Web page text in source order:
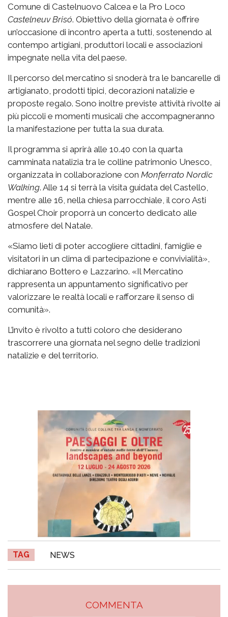
Comune di Castelnuovo Calcea e la Pro Loco
Castelneuv Brisó. Obiettivo della giornata è offrire
un’occasione di incontro aperta a tutti, sostenendo al
contempo artigiani, produttori locali e associazioni
impegnate nella vita del paese.
Il percorso del mercatino si snoderà tra le bancarelle di
artigianato, prodotti tipici, decorazioni natalizie e
proposte regalo. Sono inoltre previste attività rivolte ai
più piccoli e momenti musicali che accompagneranno
la manifestazione per tutta la sua durata.
Il programma si aprirà alle 10.40 con la quarta
camminata natalizia tra le colline patrimonio Unesco,
organizzata in collaborazione con Monferrato Nordic
Walking. Alle 14 si terrà la visita guidata del Castello,
mentre alle 16, nella chiesa parrocchiale, il coro Asti
Gospel Choir proporrà un concerto dedicato alle
atmosfere del Natale.
«Siamo lieti di poter accogliere cittadini, famiglie e
visitatori in un clima di partecipazione e convivialità»,
dichiarano Bottero e Lazzarino. «Il Mercatino
rappresenta un appuntamento significativo per
valorizzare le realtà locali e rafforzare il senso di
comunità».
L’invito è rivolto a tutti coloro che desiderano
trascorrere una giornata nel segno delle tradizioni
natalizie e del territorio.
TAG NEWS
COMMENTA